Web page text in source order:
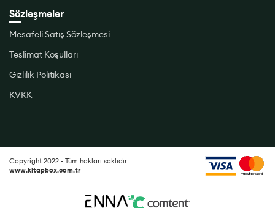
Sözleşmeler
Mesafeli Satış Sözleşmesi
Teslimat Koşulları
Gizlilik Politikası
KVKK
Copyright 2022 - Tüm hakları saklıdır.
www.kitapbox.com.tr